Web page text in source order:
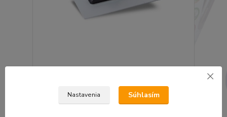
bez DPH
Nastavenia Súhlasím